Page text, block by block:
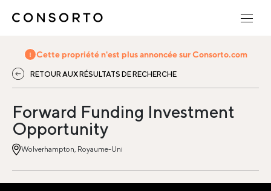
Cette propriété n'est plus annoncée sur Consorto.com
RETOUR AUX RÉSULTATS DE RECHERCHE
Forward Funding Investment
Opportunity
Wolverhampton, Royaume-Uni